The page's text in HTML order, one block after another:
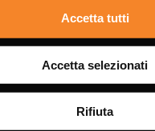
Accetta tutti
Accetta selezionati
Rifiuta